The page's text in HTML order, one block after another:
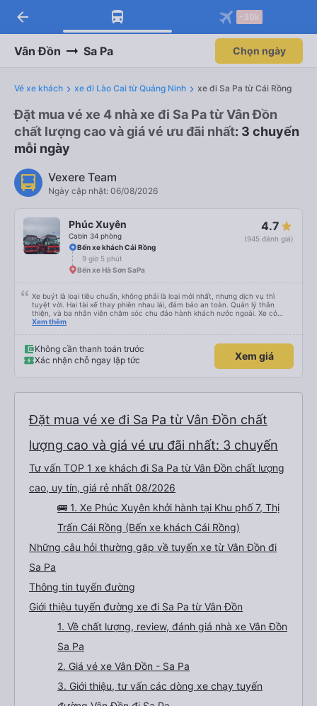
arrow_back -30k
Vân Đồn Sa Pa Chọn ngày
Vé xe khách xe đi Lào Cai từ Quảng Ninh xe đi Sa Pa từ Cái Rồng
Đặt mua vé xe 4 nhà xe đi Sa Pa từ Vân Đồn
chất lượng cao và giá vé ưu đãi nhất: 3 chuyến
mỗi ngày
Vexere Team
Ngày cập nhật: 06/08/2026
Phúc Xuyên
Cabin 34 phòng
4.7
(945 đánh giá)
Bến xe khách Cái Rồng
9 giờ 5 phút
Bến xe Hà Sơn SaPa
Xe buýt là loại tiêu chuẩn, không phải là loại mới nhất, nhưng dịch vụ thì
tuyệt vời. Hai tài xế thay phiên nhau lái, đảm bảo an toàn. Quản lý thân
thiện, và ba nhân viên chăm sóc chu đáo hành khách nước ngoài. Xe có
máy lạnh và cổng sạc USB, và dừng thường xuyên ở các khu vực nghỉ ngơi.
khoảng 9 tiếng. Tôi hài lòng với giá vé 480.000 VND.
Xem thêm
Không cần thanh toán trước
Xác nhận chỗ ngay lập tức
Xem giá
Đặt mua vé xe đi Sa Pa từ Vân Đồn chất
lượng cao và giá vé ưu đãi nhất: 3 chuyến
Tư vấn TOP 1 xe khách đi Sa Pa từ Vân Đồn chất lượng
cao, uy tín, giá rẻ nhất 08/2026
🚌 1. Xe Phúc Xuyên khởi hành tại Khu phố 7, Thị
Trấn Cái Rồng (Bến xe khách Cái Rồng)
Những câu hỏi thường gặp về tuyến xe từ Vân Đồn đi
Sa Pa
Thông tin tuyến đường
Giới thiệu tuyến đường xe đi Sa Pa từ Vân Đồn
1. Về chất lượng, review, đánh giá nhà xe Vân Đồn
Sa Pa
2. Giá vé xe Vân Đồn - Sa Pa
3. Giới thiệu, tư vấn các dòng xe chạy tuyến